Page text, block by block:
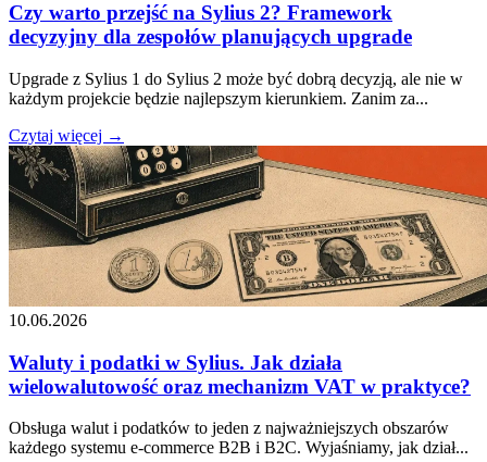
Czy warto przejść na Sylius 2? Framework
decyzyjny dla zespołów planujących upgrade
Upgrade z Sylius 1 do Sylius 2 może być dobrą decyzją, ale nie w
każdym projekcie będzie najlepszym kierunkiem. Zanim za...
Czytaj więcej →
10.06.2026
Waluty i podatki w Sylius. Jak działa
wielowalutowość oraz mechanizm VAT w praktyce?
Obsługa walut i podatków to jeden z najważniejszych obszarów
każdego systemu e-commerce B2B i B2C. Wyjaśniamy, jak dział...